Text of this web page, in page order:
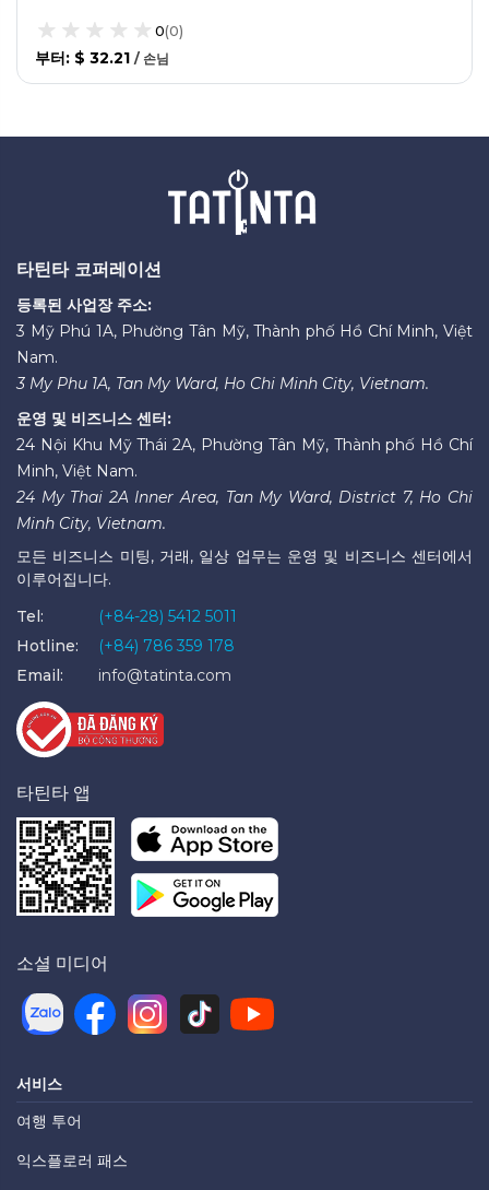
0(0)
부터: $ 32.21 / 손님
타틴타 코퍼레이션
등록된 사업장 주소:
3 Mỹ Phú 1A, Phường Tân Mỹ, Thành phố Hồ Chí Minh, Việt
Nam.
3 My Phu 1A, Tan My Ward, Ho Chi Minh City, Vietnam.
운영 및 비즈니스 센터:
24 Nội Khu Mỹ Thái 2A, Phường Tân Mỹ, Thành phố Hồ Chí
Minh, Việt Nam.
24 My Thai 2A Inner Area, Tan My Ward, District 7, Ho Chi
Minh City, Vietnam.
모든 비즈니스 미팅, 거래, 일상 업무는 운영 및 비즈니스 센터에서
이루어집니다.
Tel:
(+84-28) 5412 5011
Hotline:
(+84) 786 359 178
Email:
info@tatinta.com
타틴타 앱
소셜 미디어
서비스
여행 투어
익스플로러 패스